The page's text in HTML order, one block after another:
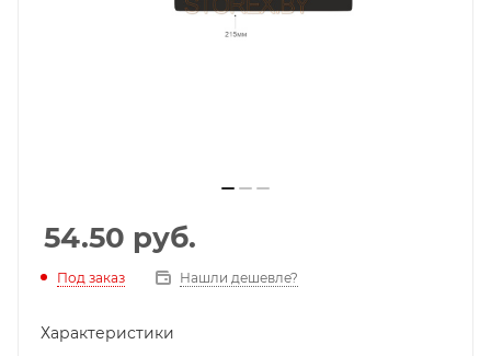
54.50 руб.
Под заказ Нашли дешевле?
Характеристики